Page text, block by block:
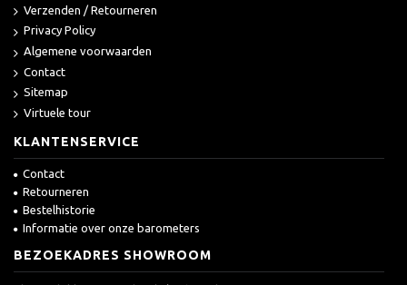
Verzenden / Retourneren
Privacy Policy
Algemene voorwaarden
Contact
Sitemap
Virtuele tour
KLANTENSERVICE
Contact
Retourneren
Bestelhistorie
Informatie over onze barometers
BEZOEKADRES SHOWROOM